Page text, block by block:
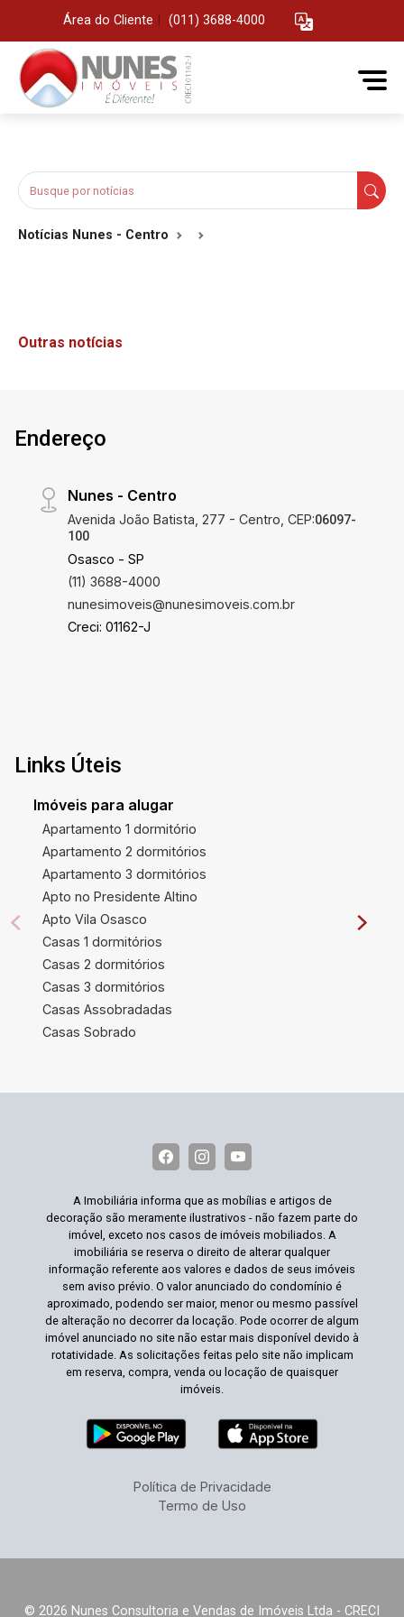
Área do Cliente (011) 3688-4000
Notícias Nunes - Centro
Outras notícias
Endereço
Nunes - Centro
Avenida João Batista, 277 - Centro, CEP:06097-
100
Osasco - SP
(11) 3688-4000
nunesimoveis@nunesimoveis.com.br
Creci: 01162-J
Links Úteis
Imóveis para alugar
Apartamento 1 dormitório
Apartamento 2 dormitórios
Apartamento 3 dormitórios
Apto no Presidente Altino
Apto Vila Osasco
Casas 1 dormitórios
Casas 2 dormitórios
Casas 3 dormitórios
Casas Assobradadas
Casas Sobrado
A Imobiliária informa que as mobílias e artigos de
decoração são meramente ilustrativos - não fazem parte do
imóvel, exceto nos casos de imóveis mobiliados. A
imobiliária se reserva o direito de alterar qualquer
informação referente aos valores e dados de seus imóveis
sem aviso prévio. O valor anunciado do condomínio é
aproximado, podendo ser maior, menor ou mesmo passível
de alteração no decorrer da locação. Pode ocorrer de algum
imóvel anunciado no site não estar mais disponível devido à
rotatividade. As solicitações feitas pelo site não implicam
em reserva, compra, venda ou locação de quaisquer
imóveis.
Política de Privacidade
Termo de Uso
© 2026 Nunes Consultoria e Vendas de Imóveis Ltda - CRECI